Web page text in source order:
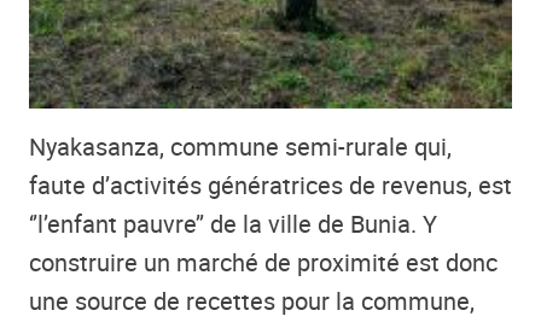
Nyakasanza, commune semi-rurale qui,
faute d’activités génératrices de revenus, est
‘’l’enfant pauvre’’ de la ville de Bunia. Y
construire un marché de proximité est donc
une source de recettes pour la commune,